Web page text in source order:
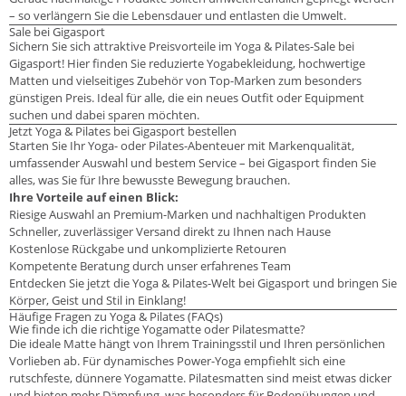
– so verlängern Sie die Lebensdauer und entlasten die Umwelt.
Sale bei Gigasport
Sichern Sie sich attraktive Preisvorteile im Yoga & Pilates-Sale bei
Gigasport! Hier finden Sie reduzierte Yogabekleidung, hochwertige
Matten und vielseitiges Zubehör von Top-Marken zum besonders
günstigen Preis. Ideal für alle, die ein neues Outfit oder Equipment
suchen und dabei sparen möchten.
Jetzt Yoga & Pilates bei Gigasport bestellen
Starten Sie Ihr Yoga- oder Pilates-Abenteuer mit Markenqualität,
umfassender Auswahl und bestem Service – bei Gigasport finden Sie
alles, was Sie für Ihre bewusste Bewegung brauchen.
Ihre Vorteile auf einen Blick:
Riesige Auswahl an Premium-Marken und nachhaltigen Produkten
Schneller, zuverlässiger Versand direkt zu Ihnen nach Hause
Kostenlose Rückgabe und unkomplizierte Retouren
Kompetente Beratung durch unser erfahrenes Team
Entdecken Sie jetzt die Yoga & Pilates-Welt bei Gigasport und bringen Sie
Körper, Geist und Stil in Einklang!
Häufige Fragen zu Yoga & Pilates (FAQs)
Wie finde ich die richtige Yogamatte oder Pilatesmatte?
Die ideale Matte hängt von Ihrem Trainingsstil und Ihren persönlichen
Vorlieben ab. Für dynamisches Power-Yoga empfiehlt sich eine
rutschfeste, dünnere Yogamatte. Pilatesmatten sind meist etwas dicker